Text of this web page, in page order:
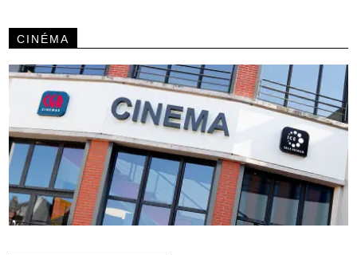
CINÉMA